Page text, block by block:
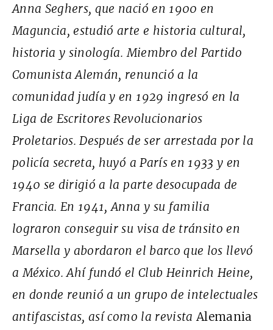
Anna Seghers, que nació en 1900 en
Maguncia, estudió arte e historia cultural,
historia y sinología. Miembro del Partido
Comunista Alemán, renunció a la
comunidad judía y en 1929 ingresó en la
Liga de Escritores Revolucionarios
Proletarios. Después de ser arrestada por la
policía secreta, huyó a París en 1933 y en
1940 se dirigió a la parte desocupada de
Francia. En 1941, Anna y su familia
lograron conseguir su visa de tránsito en
Marsella y abordaron el barco que los llevó
a México. Ahí fundó el Club Heinrich Heine,
en donde reunió a un grupo de intelectuales
antifascistas, así como la revista Alemania